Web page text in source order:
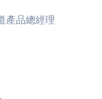
產品總經理